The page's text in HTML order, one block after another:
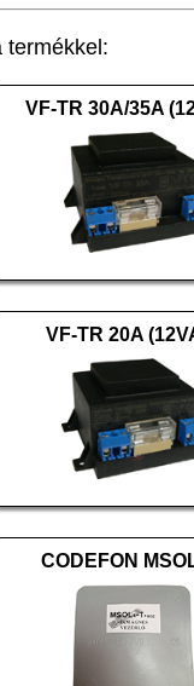
termékkel:
VF-TR 30A/35A
VF-TR 20A
CODEFON